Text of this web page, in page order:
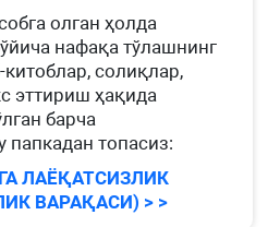
олган ҳолда
нафақа тўлашнинг
китоблар, солиқлар,
эттириш ҳақида
барча
топасиз:
ЛАЁҚАТСИЗЛИК
ВАРАҚАСИ) > >